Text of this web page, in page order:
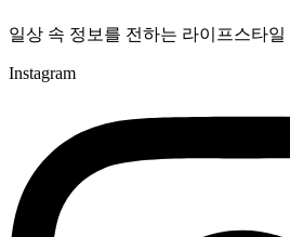
일상 속 정보를 전하는 라이프스타일
Instagram